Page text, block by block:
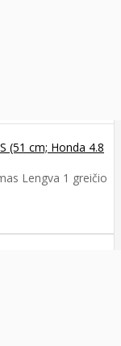
(51 cm; Honda 4.8
Lengva 1 greičio